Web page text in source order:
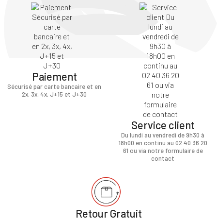
Paiement
Sécurisé par carte bancaire et en
2x, 3x, 4x, J+15 et J+30
Service client
Du lundi au vendredi de 9h30 à
18h00 en continu au 02 40 36 20
61 ou via notre formulaire de
contact
Retour Gratuit